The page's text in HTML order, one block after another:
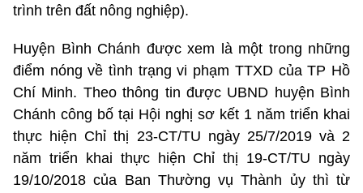
trình trên đất nông nghiệp).
Huyện Bình Chánh được xem là một trong những
điểm nóng về tình trạng vi phạm TTXD của TP Hồ
Chí Minh. Theo thông tin được UBND huyện Bình
Chánh công bố tại Hội nghị sơ kết 1 năm triển khai
thực hiện Chỉ thị 23-CT/TU ngày 25/7/2019 và 2
năm triển khai thực hiện Chỉ thị 19-CT/TU ngày
19/10/2018 của Ban Thường vụ Thành ủy thì từ